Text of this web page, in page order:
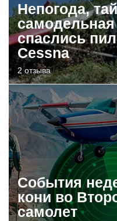
Непогода,
самодельная
спаслись
Cessna
2 отзыва
События
кони во
самолет